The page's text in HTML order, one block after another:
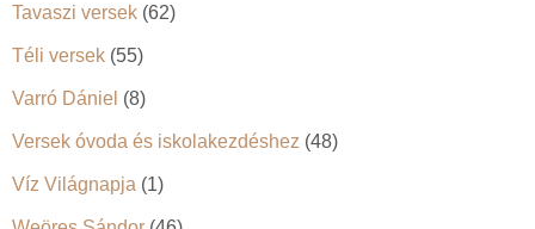
Tavaszi versek (62)
Téli versek (55)
Varró Dániel (8)
Versek óvoda és iskolakezdéshez (48)
Víz Világnapja (1)